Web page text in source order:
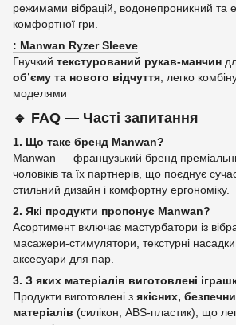
режимами вібрацій, водонепроникний та
комфортної гри.
: Manwan Ryzer Sleeve
Гнучкий текстурований рукав‑манчин
об’єму та нового відчуття , легко
моделями
🔹 FAQ — Часті запитання
1. Що таке бренд Manwan?
Manwan — французький бренд
чоловіків та їх партнерів, що поєднує
стильний дизайн і комфортну ергономіку.
2. Які продукти пропонує Manwan?
Асортимент включає мастурбатори із
масажери‑стимулятори, текстурні
аксесуари для пар.
3. З яких матеріалів виготовлені
Продукти виготовлені з якісних,
матеріалів (силікон, ABS‑пластик), що